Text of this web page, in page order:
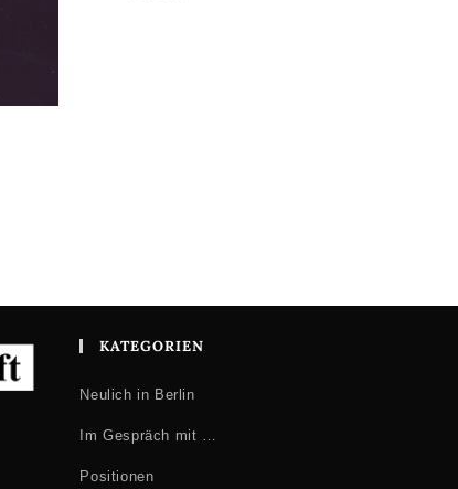
KATEGORIEN
Neulich in Berlin
Im Gespräch mit …
Positionen